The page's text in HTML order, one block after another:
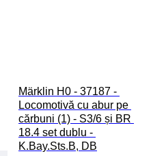
Märklin H0 - 37187 -
Locomotivă cu abur pe
cărbuni (1) - S3/6 și BR
18.4 set dublu -
K.Bay.Sts.B, DB